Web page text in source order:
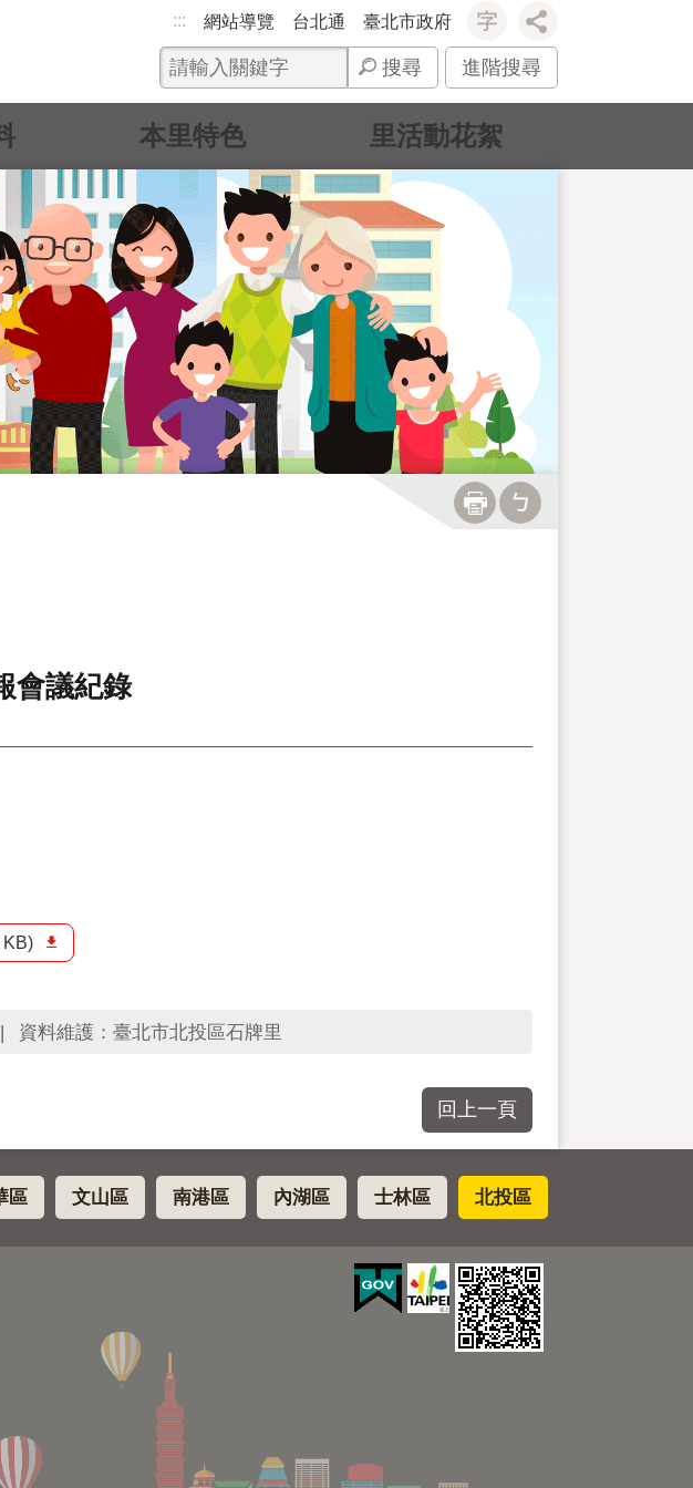
::: 網站導覽 台北通 臺北市政府
搜尋 進階搜尋
本里特色 里活動花絮
會議紀錄
KB)
資料維護：臺北市北投區石牌里
回上一頁
區 文山區 南港區 內湖區 士林區 北投區